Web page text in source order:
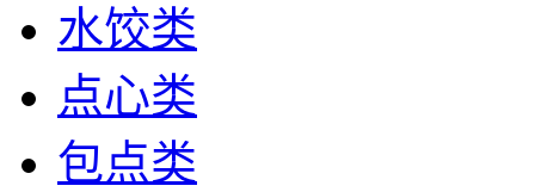
水饺类
点心类
包点类